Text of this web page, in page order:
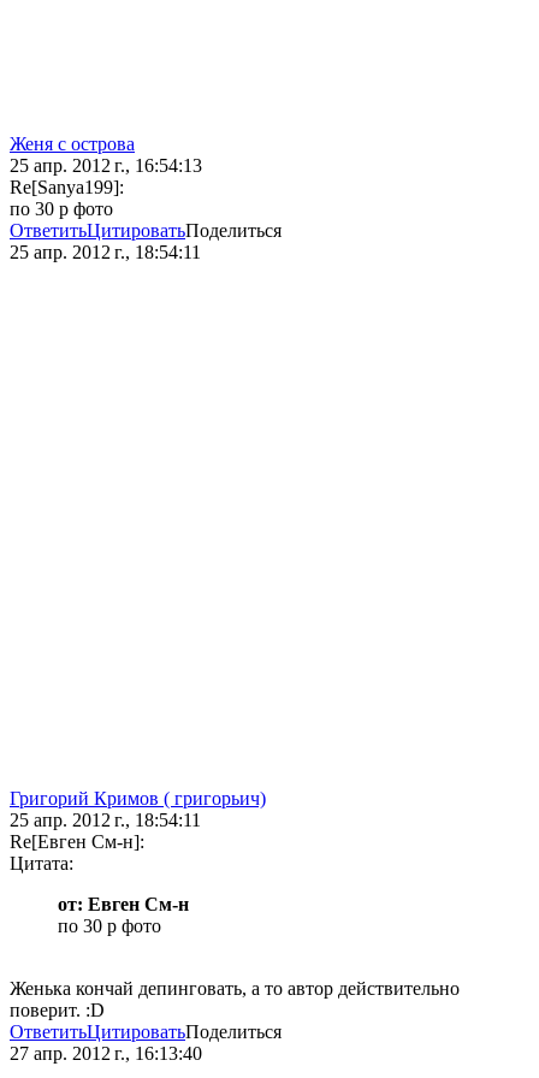
Женя с острова
25 апр. 2012 г., 16:54:13
Re[Sanya199]:
по 30 р фото
ОтветитьЦитироватьПоделиться
25 апр. 2012 г., 18:54:11
Григорий Кримов ( григорьич)
25 апр. 2012 г., 18:54:11
Re[Евген См-н]:
Цитата:
от: Евген См-н
по 30 р фото
Женька кончай депинговать, а то автор действительно
поверит. :D
ОтветитьЦитироватьПоделиться
27 апр. 2012 г., 16:13:40